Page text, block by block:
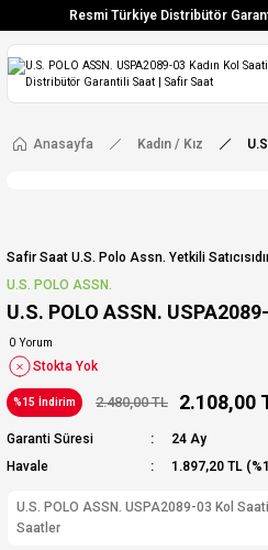
Resmi Türkiye Distribütör
Vade Farksız
Aynı Gün Stoktan
Ücretsiz
Anasayfa Kadın / Kız
Safir Saat U.s. Polo Assn. Yetkili
U.S. POLO ASSN.
U.S. POLO ASSN.
0 Yorum
Stokta Yok
%15 İndirim 2.480,00 TL 2.108,00
Garanti Süresi
24 Ay
Havale
1.897,20 TL
U.S. POLO ASSN. USPA2089-03 Kol
Saatler